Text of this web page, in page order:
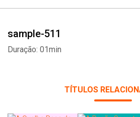
sample-511
Duração: 01min
TÍTULOS